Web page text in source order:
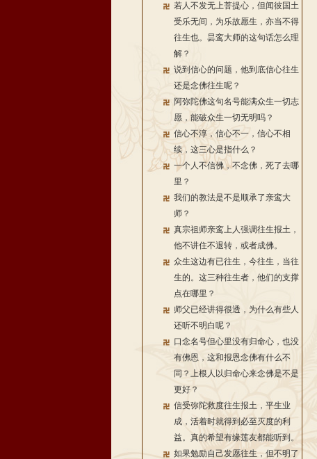
若人不发无上菩提心，但闻彼国土
受乐无间，为乐故愿生，亦当不得
往生也。昙鸾大师的这句话怎么理
解？
说到信心的问题，他到底信心往生
还是念佛往生呢？
阿弥陀佛这句名号能满众生一切志
愿，能破众生一切无明吗？
信心不淳，信心不一，信心不相
续，这三心是指什么？
一个人不信佛，不念佛，死了去哪
里？
我们的教法是不是顺承了亲鸾大
师？
真宗祖师亲鸾上人强调往生报土，
他不讲住不退转，或者成佛。
众生这边有已往生，今往生，当往
生的。这三种往生者，他们的支撑
点在哪里？
师父已经讲得很透，为什么有些人
还听不明白呢？
口念名号但心里没有归命心，也没
有佛恩，这和报恩念佛有什么不
同？上根人以归命心来念佛是不是
更好？
信受弥陀救度往生报土，平生业
成，活着时就得到必至灭度的利
益。真的希望有缘莲友都能听到。
如果勉励自己发愿往生，但不明了